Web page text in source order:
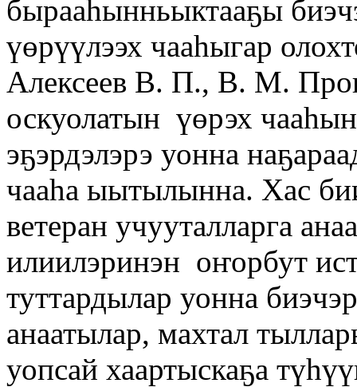
бырааһынньыктааҕы
үөрүүлээх чааһыгар
Алексеев В. П., В. М.
оскуолатын үөрэх
эҕэрдэлэрэ уонна
чааһа ыытылынна. Хас
ветеран учууталларга
илиилэринэн оҥорбут
туттардылар уонна
анаатылар, махтал
уопсай хаартыскаҕа